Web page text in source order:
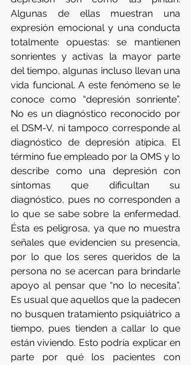
Algunas de ellas muestran una
expresión emocional y una conducta
totalmente opuestas: se mantienen
sonrientes y activas la mayor parte
del tiempo, algunas incluso llevan una
vida funcional. A este fenómeno se le
conoce como “depresión sonriente”.
No es un diagnóstico reconocido por
el DSM-V, ni tampoco corresponde al
diagnóstico de depresión atípica. El
término fue empleado por la OMS y lo
describe como una depresión con
síntomas que dificultan su
diagnóstico, pues no corresponden a
lo que se sabe sobre la enfermedad.
Ésta es peligrosa, ya que no muestra
señales que evidencien su presencia,
por lo que los seres queridos de la
persona no se acercan para brindarle
apoyo al pensar que “no lo necesita”.
Es usual que aquellos que la padecen
no busquen tratamiento psiquiátrico a
tiempo, pues tienden a callar lo que
están viviendo. Esto podría explicar en
parte por qué los pacientes con